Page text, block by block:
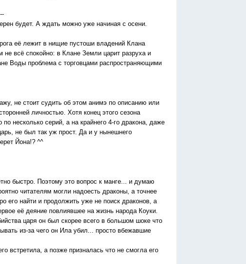
будет. А ждать можно уже начиная с осени.
её лежит в нищие пустоши владений Клана
всё спокойно: в Клане Земли царит разруха и
Воды проблема с торговцами распространяющими
не стоит судить об этом анимэ по описанию или
личностью. Хотя конец этого сезона
несколько серий, а на крайнего 4-го дракона, даже
не был так уж прост. Да и у нынешнего
Йона!? ^^
быстро. Поэтому это вопрос к манге... и думаю
читателям могли надоесть драконы, а точнее
его найти и продолжить уже не поиск драконов, а
её деяние повлиявшее на жизнь народа Коуки.
царя он был скорее всего в большом шоке что
из-за чего он Ила убил... просто вбежавшие
встретила, а позже призналась что не смогла его